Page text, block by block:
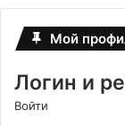
Мой
Логин и
Войти